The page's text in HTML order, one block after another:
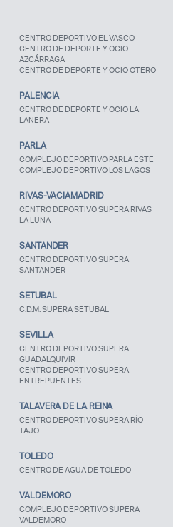
CENTRO DEPORTIVO EL VASCO
CENTRO DE DEPORTE Y OCIO
AZCÁRRAGA
CENTRO DE DEPORTE Y OCIO OTERO
PALENCIA
CENTRO DE DEPORTE Y OCIO LA
LANERA
PARLA
COMPLEJO DEPORTIVO PARLA ESTE
COMPLEJO DEPORTIVO LOS LAGOS
RIVAS-VACIAMADRID
CENTRO DEPORTIVO SUPERA RIVAS
LA LUNA
SANTANDER
CENTRO DEPORTIVO SUPERA
SANTANDER
SETUBAL
C.D.M. SUPERA SETUBAL
SEVILLA
CENTRO DEPORTIVO SUPERA
GUADALQUIVIR
CENTRO DEPORTIVO SUPERA
ENTREPUENTES
TALAVERA DE LA REINA
CENTRO DEPORTIVO SUPERA RÍO
TAJO
TOLEDO
CENTRO DE AGUA DE TOLEDO
VALDEMORO
COMPLEJO DEPORTIVO SUPERA
VALDEMORO